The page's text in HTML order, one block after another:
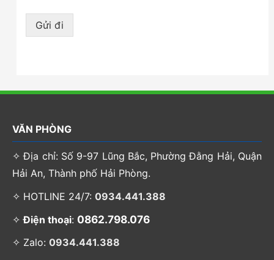
Gửi đi
VĂN PHÒNG
✧ Địa chỉ: Số 9-97 Lũng Bắc, Phường Đằng Hải, Quận
Hải An, Thành phố Hải Phòng.
✧ HOTLINE 24/7: 0934.441.388
✧Điện thoại: 0862.798.076
✧ Zalo: 0934.441.388